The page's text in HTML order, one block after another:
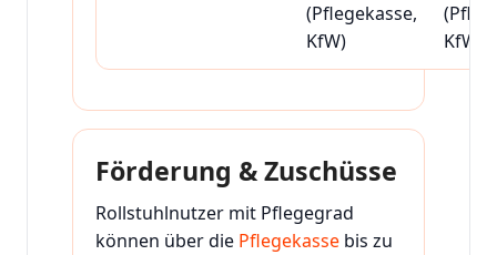
(Pflegekasse,
KfW)
KfW)
Förderung & Zuschüsse
Rollstuhlnutzer mit Pflegegrad
können über die Pflegekasse bis zu